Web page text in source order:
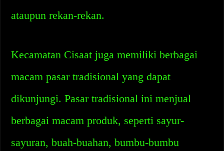
ataupun rekan-rekan.
Kecamatan Cisaat juga memiliki berbagai
macam pasar tradisional yang dapat
dikunjungi. Pasar tradisional ini menjual
berbagai macam produk, seperti sayur-
sayuran, buah-buahan, bumbu-bumbu